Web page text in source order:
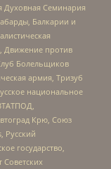
Духовная Семинария
Балкарии и
Движение против
Болельщиков
армия, Тризуб
национальное
Крю, Союз
Русский
государство,